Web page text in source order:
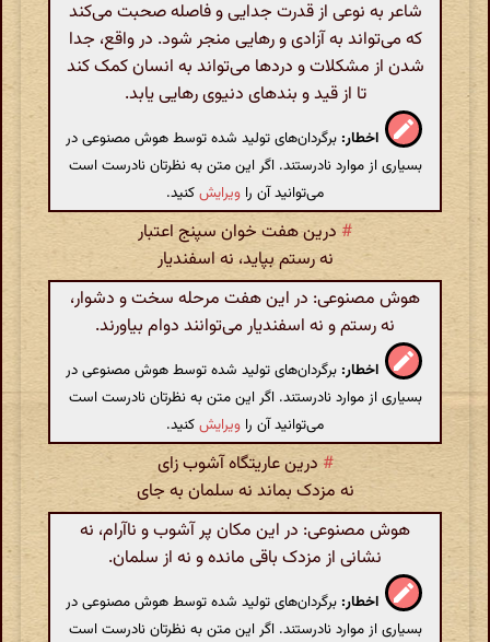
شاعر به نوعی از قدرت جدایی و فاصله صحبت می‌کند
که می‌تواند به آزادی و رهایی منجر شود. در واقع، جدا
شدن از مشکلات و دردها می‌تواند به انسان کمک کند
تا از قید و بندهای دنیوی رهایی یابد.
اخطار: برگردان‌های تولید شده توسط هوش مصنوعی در
بسیاری از موارد نادرستند. اگر این متن به نظرتان نادرست است
می‌توانید آن را ویرایشکنید.
# درین هفت خوان سپنج اعتبار
نه رستم بپاید، نه اسفندیار
هوش مصنوعی: در این هفت مرحله سخت و دشوار،
نه رستم و نه اسفندیار می‌توانند دوام بیاورند.
اخطار: برگردان‌های تولید شده توسط هوش مصنوعی در
بسیاری از موارد نادرستند. اگر این متن به نظرتان نادرست است
می‌توانید آن را ویرایشکنید.
# درین عاریتگاه آشوب زای
نه مزدک بماند نه سلمان به جای
هوش مصنوعی: در این مکان پر آشوب و ناآرام، نه
نشانی از مزدک باقی مانده و نه از سلمان.
اخطار: برگردان‌های تولید شده توسط هوش مصنوعی در
بسیاری از موارد نادرستند. اگر این متن به نظرتان نادرست است